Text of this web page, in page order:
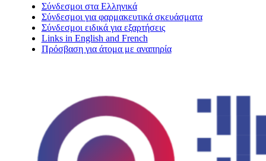
Σύνδεσμοι στα Ελληνικά
Σύνδεσμοι για φαρμακευτικά σκευάσματα
Σύνδεσμοι ειδικά για εξαρτήσεις
Links in English and French
Πρόσβαση για άτομα με αναπηρία